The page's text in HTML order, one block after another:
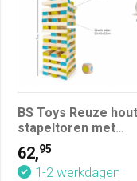
BS Toys Reuze
stapeltoren met
dobbelsteen
62,95
1-2 werkdagen